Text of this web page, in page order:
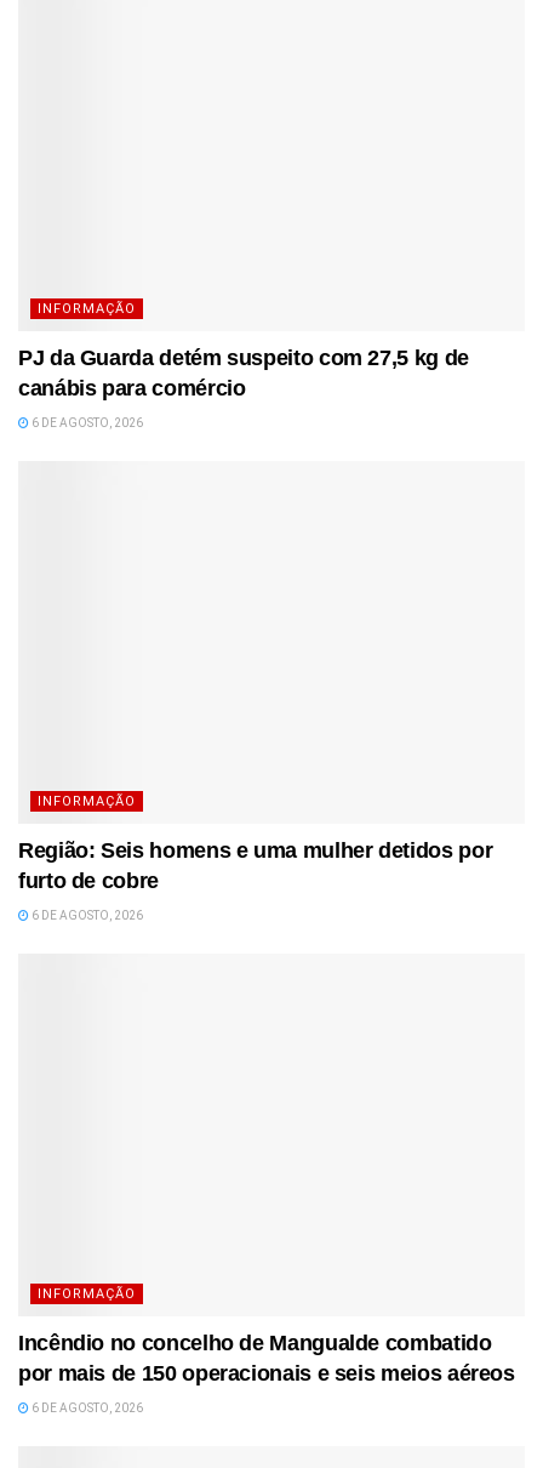
INFORMAÇÃO
PJ da Guarda detém suspeito com 27,5 kg de
canábis para comércio
6 DE AGOSTO, 2026
INFORMAÇÃO
Região: Seis homens e uma mulher detidos por
furto de cobre
6 DE AGOSTO, 2026
INFORMAÇÃO
Incêndio no concelho de Mangualde combatido
por mais de 150 operacionais e seis meios aéreos
6 DE AGOSTO, 2026